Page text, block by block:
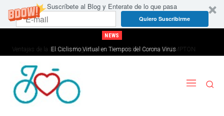
Suscríbete al Blog y Enterate de lo que pasa
Quiero Suscribirme
NEWS
El Ciclismo Virtual en Tiempos del Corona Virus